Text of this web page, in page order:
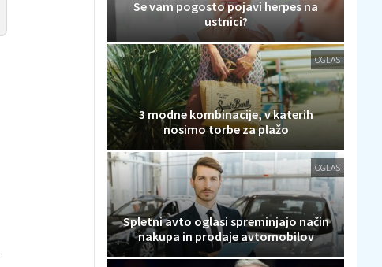
Se vam pogosto pojavi herpes na
ustnici?
OGLAS
3 modne kombinacije, v katerih
nosimo torbe za plažo
OGLAS
Spletni avto oglasi spreminjajo način
nakupa in prodaje avtomobilov